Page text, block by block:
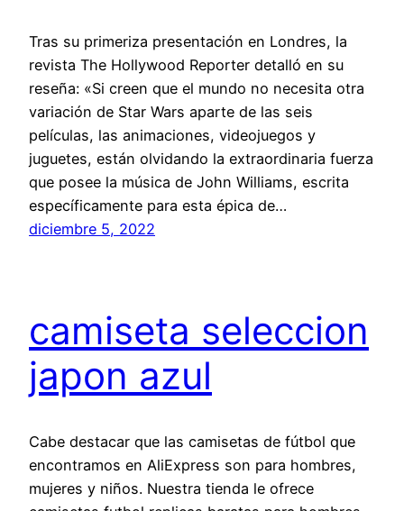
Tras su primeriza presentación en Londres, la
revista The Hollywood Reporter detalló en su
reseña: «Si creen que el mundo no necesita otra
variación de Star Wars aparte de las seis
películas, las animaciones, videojuegos y
juguetes, están olvidando la extraordinaria fuerza
que posee la música de John Williams, escrita
específicamente para esta épica de…
diciembre 5, 2022
camiseta seleccion
japon azul
Cabe destacar que las camisetas de fútbol que
encontramos en AliExpress son para hombres,
mujeres y niños. Nuestra tienda le ofrece